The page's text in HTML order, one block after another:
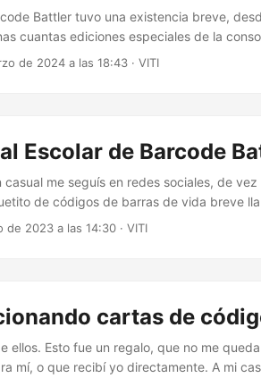
Battler tuvo una existencia breve,
cuantas ediciones especiales de la
conseguían con torneos organizados. Esta
de 2024 a las 18:43 · VITI
Escolar de Barcode
casual me seguís en redes sociales, de
de códigos de barras de vida breve
Además administro Barcode Battler
de 2023 a las 14:30 · VITI
cartas de
ellos. Esto fue un regalo, que no me
mí, o que recibí yo directamente. A mi